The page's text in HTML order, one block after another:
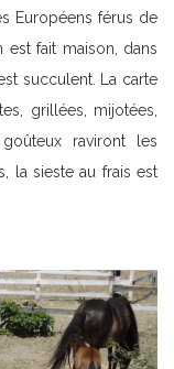
Européens férus de
est fait maison, dans
succulent. La carte
grillées, mijotées,
raviront les
la sieste au frais est